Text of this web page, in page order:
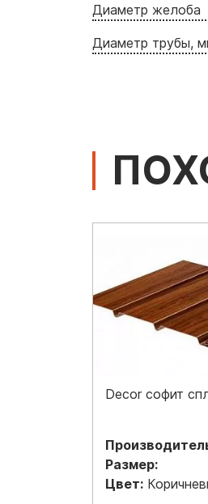
Диаметр желоба
Диаметр трубы,
Decor софит
Размер:
Цвет: